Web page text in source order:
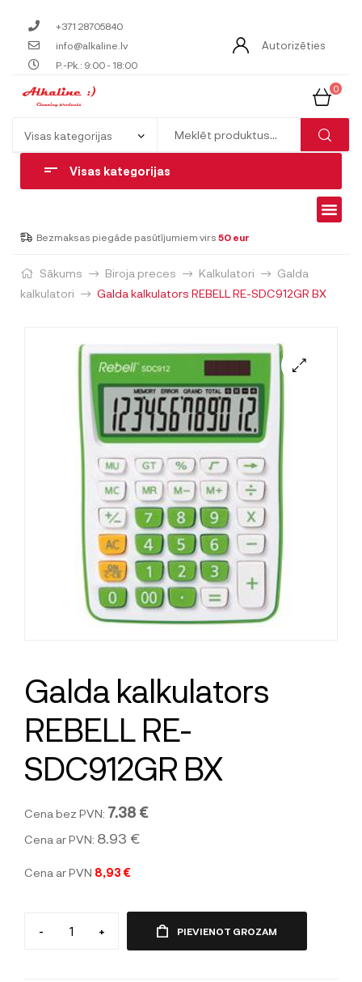
+371 28705840
info@alkaline.lv
P.-Pk.: 9:00 - 18:00
Autorizēties
0
Visas kategorijas
Bezmaksas piegāde pasūtījumiem virs 50 eur
Sākums Biroja preces Kalkulatori
Galda
kalkulatori
Galda kalkulators REBELL RE-SDC912GR BX
Galda kalkulators
REBELL RE-
SDC912GR BX
Cena bez PVN: 7.38 €
Cena ar PVN: 8.93 €
Cena ar PVN 8,93 €
- + PIEVIENOT GROZAM